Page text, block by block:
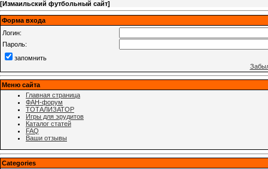
[Измаильский футбольный сайт]
Форма входа
Логин:
Пароль:
запомнить
Меню сайта
Главная страница
ФАН-форум
ТОТАЛИЗАТОР
Игры для эрудитов
Каталог статей
FAQ
Ваши отзывы
Categories